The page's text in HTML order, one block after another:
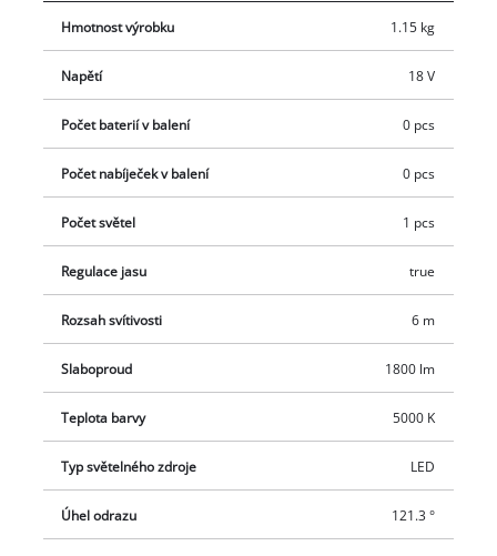
Hmotnost výrobku 1.15 kg
Napětí 18 V
Počet baterií v balení 0 pcs
Počet nabíječek v balení 0 pcs
Počet světel 1 pcs
Regulace jasu true
Rozsah svítivosti 6 m
Slaboproud 1800 lm
Teplota barvy 5000 K
Typ světelného zdroje LED
Úhel odrazu 121.3 °